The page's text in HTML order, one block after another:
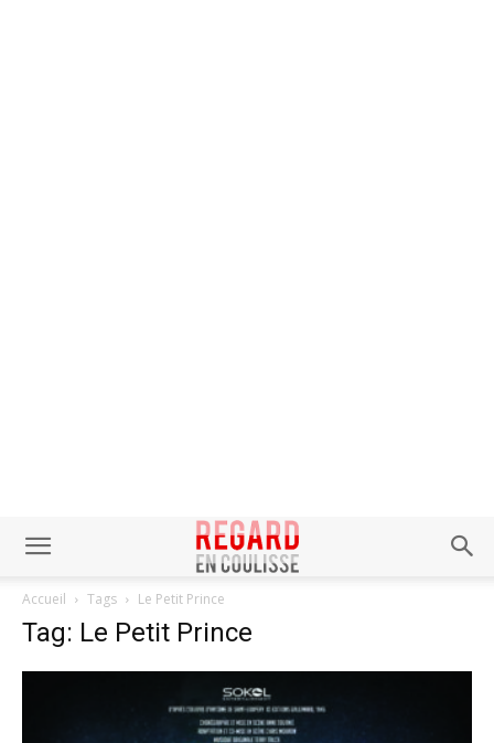
Accueil Tags Le Petit Prince
Tag: Le Petit Prince